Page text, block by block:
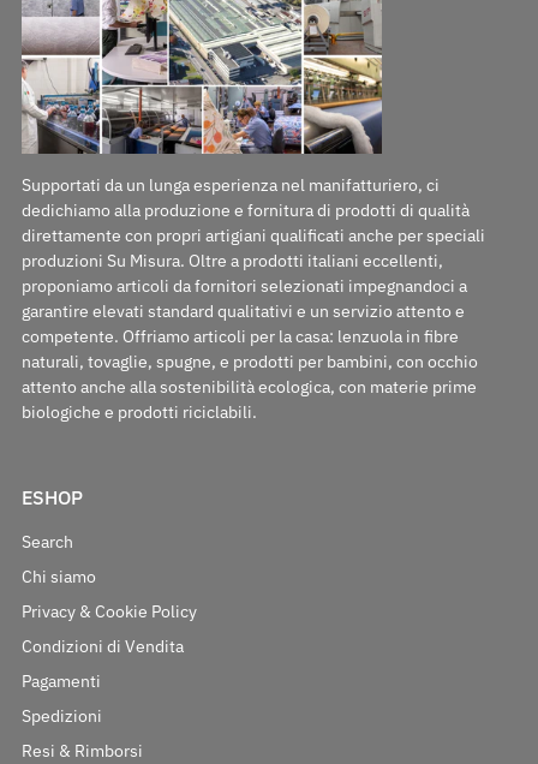
Supportati da un lunga esperienza nel manifatturiero, ci
dedichiamo alla produzione e fornitura di prodotti di qualità
direttamente con propri artigiani qualificati anche per speciali
produzioni Su Misura. Oltre a prodotti italiani eccellenti,
proponiamo articoli da fornitori selezionati impegnandoci a
garantire elevati standard qualitativi e un servizio attento e
competente. Offriamo articoli per la casa: lenzuola in fibre
naturali, tovaglie, spugne, e prodotti per bambini, con occhio
attento anche alla sostenibilità ecologica, con materie prime
biologiche e prodotti riciclabili.
ESHOP
Search
Chi siamo
Privacy & Cookie Policy
Condizioni di Vendita
Pagamenti
Spedizioni
Resi & Rimborsi